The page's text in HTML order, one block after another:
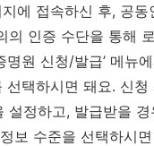
지에 접속하신 후, 공동
의 인증 수단을 통해
명원 신청/발급’ 메뉴
선택하시면 돼요. 신청
정하고, 발급받을 경
정보 수준을 선택하시